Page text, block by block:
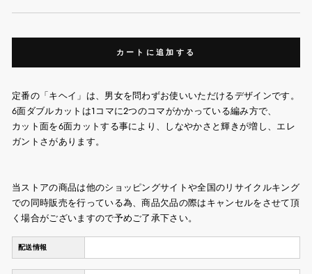
カートに追加する
定番の「キヘイ」は、男女を問わずお使いいただけるデザインです。
6面ダブルカットは1コマに2つのコマがかかっている編み方で、
カット面を6面カットする事により、しなやかさと輝きが増し、エレ
ガントさがあります。
当ストアの商品は他のショッピングサイトや全国のリサイクルキング
での同時販売を行っている為、商品欠品の際はキャンセルをさせて頂
く場合がございますので予めご了承下さい。
配送情報